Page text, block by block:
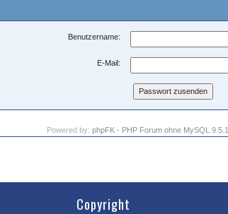
Benutzername:
E-Mail:
Powered by: phpFK - PHP Forum ohne MySQL 9.5.1
Copyright